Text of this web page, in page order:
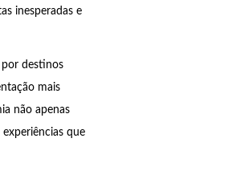
inesperadas e
destinos
mais
não apenas
que